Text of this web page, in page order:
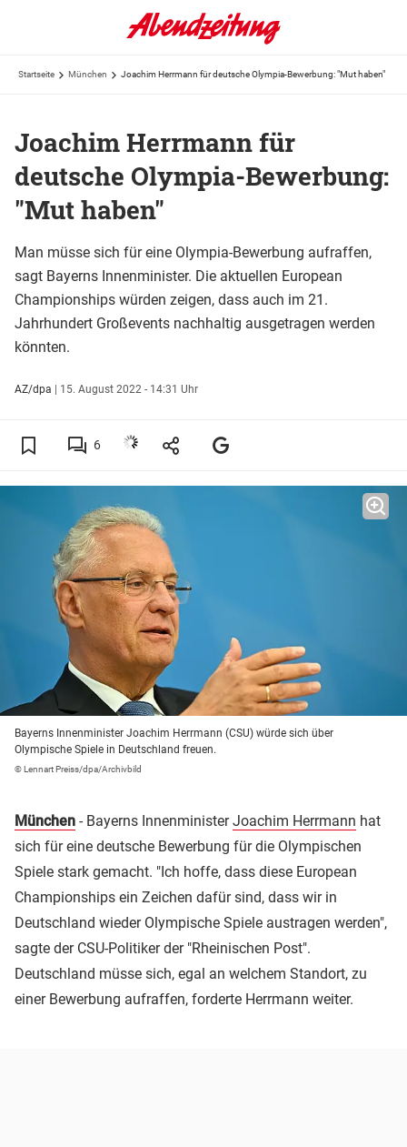
Startseite München Joachim Herrmann für deutsche Olympia-Bewerbung: "Mut haben"
Joachim Herrmann für
deutsche Olympia-Bewerbung:
"Mut haben"
Man müsse sich für eine Olympia-Bewerbung aufraffen,
sagt Bayerns Innenminister. Die aktuellen European
Championships würden zeigen, dass auch im 21.
Jahrhundert Großevents nachhaltig ausgetragen werden
könnten.
AZ/dpa | 15. August 2022 - 14:31 Uhr
6
Bayerns Innenminister Joachim Herrmann (CSU) würde sich über
Olympische Spiele in Deutschland freuen.
© Lennart Preiss/dpa/Archivbild
München - Bayerns InnenministerJoachim Herrmann hat
sich für eine deutsche Bewerbung für die Olympischen
Spiele stark gemacht. "Ich hoffe, dass diese European
Championships ein Zeichen dafür sind, dass wir in
Deutschland wieder Olympische Spiele austragen werden",
sagte der CSU-Politiker der "Rheinischen Post".
Deutschland müsse sich, egal an welchem Standort, zu
einer Bewerbung aufraffen, forderte Herrmann weiter.